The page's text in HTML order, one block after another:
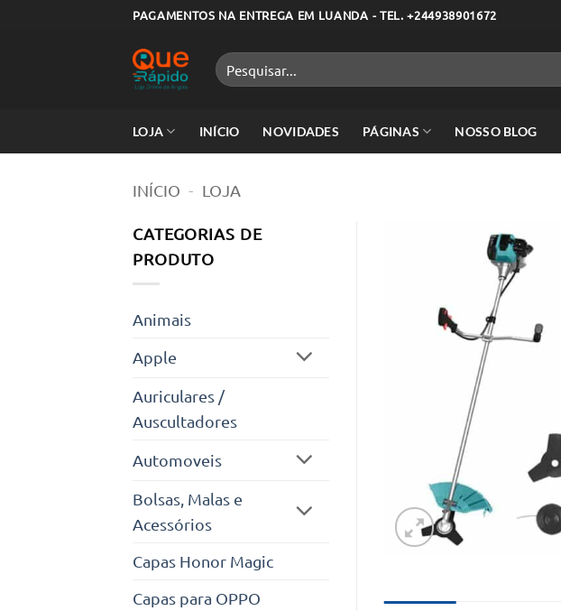
PAGAMENTOS NA ENTREGA EM LUANDA - TEL. +244938901672
Pesquisar
por:
LOJA INÍCIO NOVIDADES PÁGINAS NOSSO BLOG
INÍCIO - LOJA
CATEGORIAS DE
PRODUTO
Animais
Apple
Auriculares /
Auscultadores
Automoveis
Bolsas, Malas e
Acessórios
Capas Honor Magic
Capas para OPPO